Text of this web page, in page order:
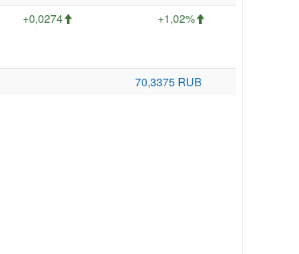
+0,0274 +1,02%
70,3375 RUB